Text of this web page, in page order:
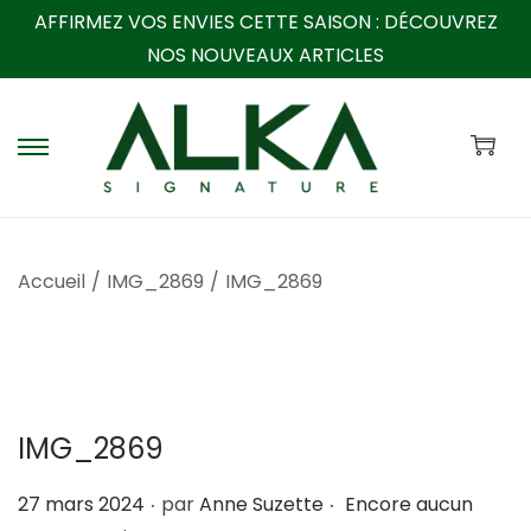
AFFIRMEZ VOS ENVIES CETTE SAISON : DÉCOUVREZ
NOS NOUVEAUX ARTICLES
P
a
e
a
P
a
e
n
Accueil / IMG_2869 / IMG_2869
IMG_2869
P
27 mars 2024 . parAnne Suzette . Encore aucun